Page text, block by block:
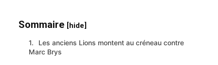
Sommaire [hide]
Les anciens Lions montent au créneau contre
Marc Brys